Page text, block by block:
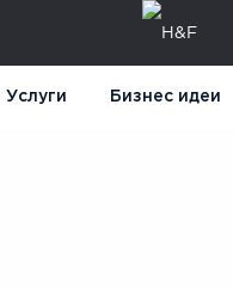
Услуги Бизнес идеи